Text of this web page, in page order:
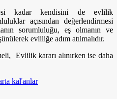
kadar kendisini de evlilik
açısından değerlendirmesi
sorumluluğu, eş olmanın ve
evliliğe adım atılmalıdır.
Evlilik kararı alınırken ise daha
kal'anlar